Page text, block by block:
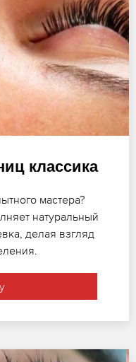
классика
мастера?
натуральный
делая взгляд